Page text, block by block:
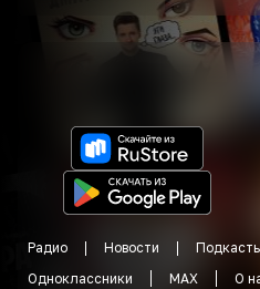
Радио Новости
Одноклассники
MAX О